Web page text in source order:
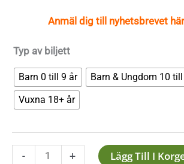
Anmäl dig till nyhetsbrevet
Typ av biljett
Barn 0 till 9 år
Barn & Ungdom 10
Vuxna 18+ år
- + Lägg Till I